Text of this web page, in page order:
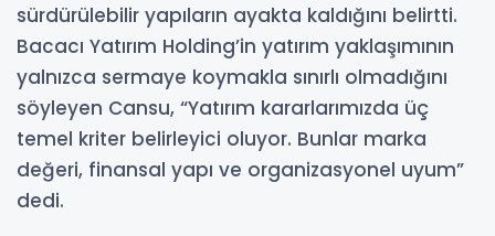
sürdürülebilir yapıların ayakta kaldığını belirtti.
Bacacı Yatırım Holding’in yatırım yaklaşımının
yalnızca sermaye koymakla sınırlı olmadığını
söyleyen Cansu, “Yatırım kararlarımızda üç
temel kriter belirleyici oluyor. Bunlar marka
değeri, finansal yapı ve organizasyonel uyum”
dedi.